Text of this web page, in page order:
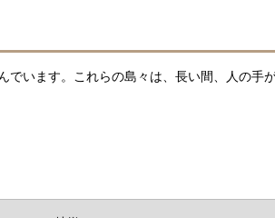
います。これらの島々は、長い間、人の手